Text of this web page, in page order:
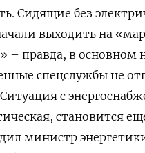
Сидящие без
выходить на
– правда, в основном
спецслужбы не
с
становится
министр